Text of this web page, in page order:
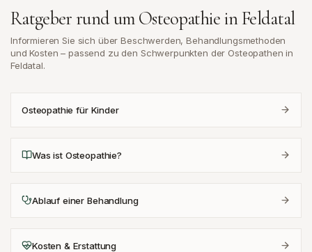
Ratgeber rund um Osteopathie inFeldatal
Informieren Sie sich über Beschwerden, Behandlungsmethoden
und Kosten – passend zu den Schwerpunkten der Osteopathen in
Feldatal.
Osteopathie für Kinder
Was ist Osteopathie?
Ablauf einer Behandlung
Kosten & Erstattung